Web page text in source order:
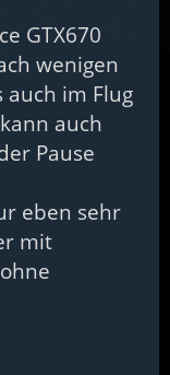
GTX670
wenigen
auch im Flug
auch
Pause
eben sehr
mit